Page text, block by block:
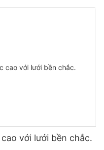
với lưới bền chắc.